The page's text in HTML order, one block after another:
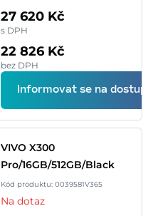
27 620 Kč
s DPH
22 826 Kč
bez DPH
Informovat se na
VIVO X300
Pro/16GB/512GB/Black
Kód produktu: 0039581V365
Na dotaz